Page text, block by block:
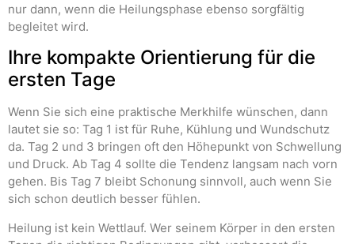
nur dann, wenn die Heilungsphase ebenso sorgfältig
begleitet wird.
Ihre kompakte Orientierung für die
ersten Tage
Wenn Sie sich eine praktische Merkhilfe wünschen, dann
lautet sie so: Tag 1 ist für Ruhe, Kühlung und Wundschutz
da. Tag 2 und 3 bringen oft den Höhepunkt von Schwellung
und Druck. Ab Tag 4 sollte die Tendenz langsam nach vorn
gehen. Bis Tag 7 bleibt Schonung sinnvoll, auch wenn Sie
sich schon deutlich besser fühlen.
Heilung ist kein Wettlauf. Wer seinem Körper in den ersten